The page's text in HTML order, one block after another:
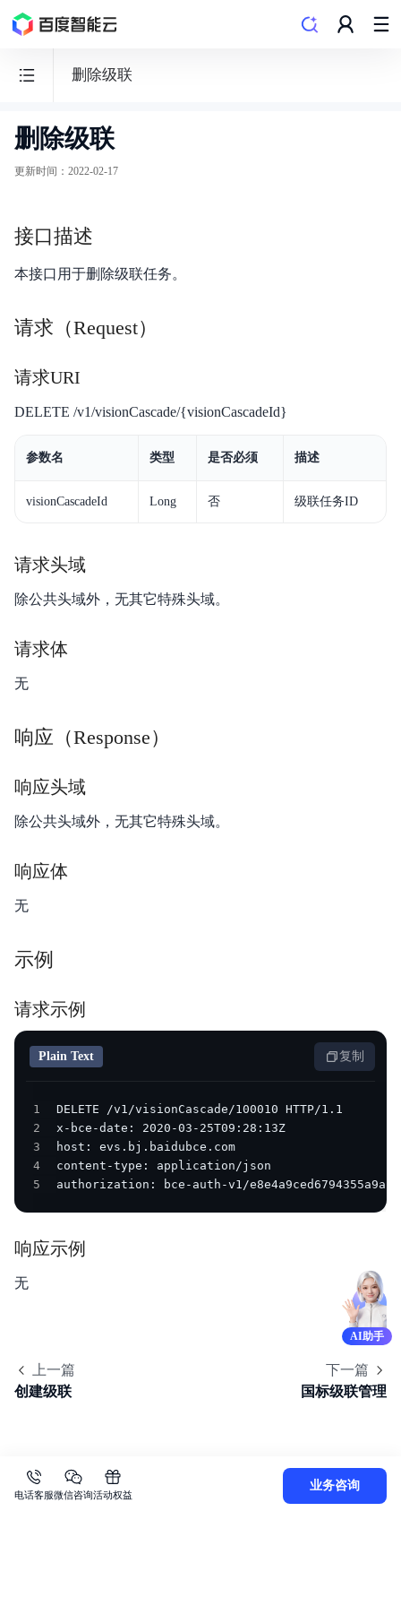
删除级联
智
能
网
平
台
功能发布记录
产品描述
产品定价
控制台操作指南
API参考
JAVA SDK
视频指南
APP开发
删除级联
更新时间 ： 2022-02-17
接口描述
本接口用于删除级联任务。
请求（Request）
请求URI
DELETE /v1/visionCascade/{visionCascadeId}
参数名 类型 是否必须 描述
visionCascadeId Long 否 级联任务ID
请求头域
除公共头域外，无其它特殊头域。
请求体
无
响应（Response）
响应头域
除公共头域外，无其它特殊头域。
响应体
无
示例
请求示例
Plain Text 复制
1
2
3
4
5
authorization: bce-auth-v1/
响应示例
无
上一篇
创建级联
下一篇
国标级联管理
AI助手
电话客服微信咨询活动权益
业务咨询